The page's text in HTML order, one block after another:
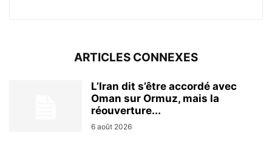
ARTICLES CONNEXES
L’Iran dit s’être accordé avec
Oman sur Ormuz, mais la
réouverture...
6 août 2026